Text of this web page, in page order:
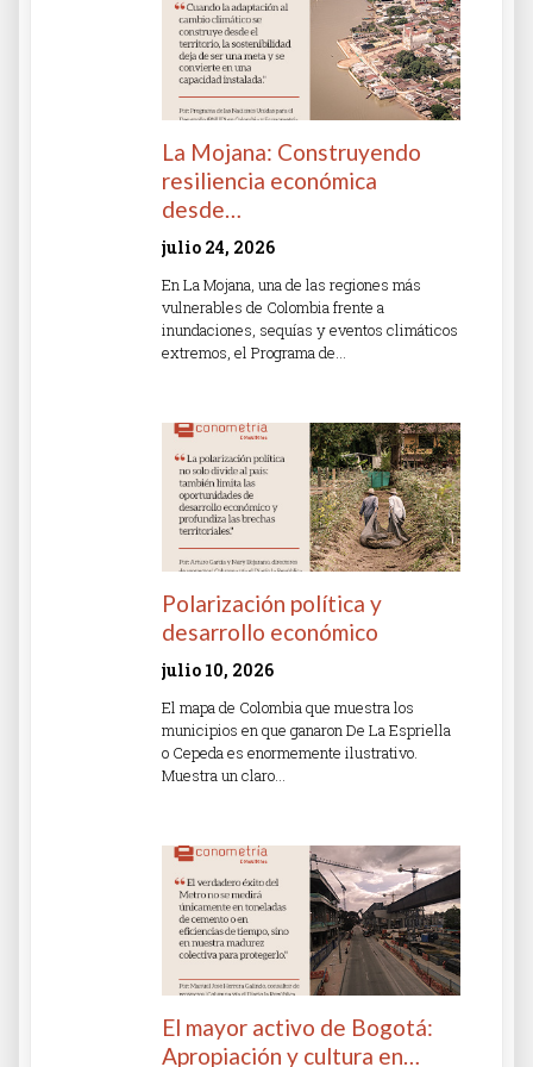
La Mojana: Construyendo
resiliencia económica
desde…
julio 24, 2026
En La Mojana, una de las regiones más
vulnerables de Colombia frente a
inundaciones, sequías y eventos climáticos
extremos, el Programa de…
Polarización política y
desarrollo económico
julio 10, 2026
El mapa de Colombia que muestra los
municipios en que ganaron De La Espriella
o Cepeda es enormemente ilustrativo.
Muestra un claro…
El mayor activo de Bogotá:
Apropiación y cultura en…